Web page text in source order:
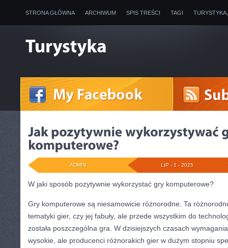
STRONA GŁÓWNA ARCHIWUM SPIS TREŚCI TAGI
LIP - 1 - 2025
ADMIN
W jaki sposób pozytywnie wykorzystać gry komputerowe?
Gry komputerowe są niesamowicie różnorodne. Ta
tematyki gier, czy jej fabuły, ale przede wszystkim do
została poszczególna gra. W dzisiejszych czasach
wysokie, ale producenci różnorakich gier w dużym stopniu